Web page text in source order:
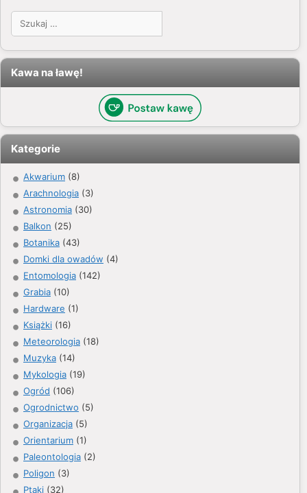
Szukaj:
Kawa na ławę!
Kategorie
Akwarium (8)
Arachnologia (3)
Astronomia (30)
Balkon (25)
Botanika (43)
Domki dla owadów (4)
Entomologia (142)
Grabia (10)
Hardware (1)
Książki (16)
Meteorologia (18)
Muzyka (14)
Mykologia (19)
Ogród (106)
Ogrodnictwo (5)
Organizacja (5)
Orientarium (1)
Paleontologia (2)
Poligon (3)
Ptaki (32)